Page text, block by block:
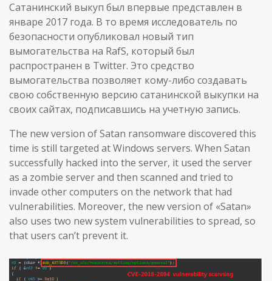
Сатанинский выкуп был впервые представлен в
январе 2017 года. В то время исследователь по
безопасности опубликовал новый тип
вымогательства на RafS, который был
распространен в Twitter. Это средство
вымогательства позволяет кому-либо создавать
свою собственную версию сатанинской выкупки на
своих сайтах, подписавшись на учетную запись.
The new version of Satan ransomware discovered this
time is still targeted at Windows servers. When Satan
successfully hacked into the server, it used the server
as a zombie server and then scanned and tried to
invade other computers on the network that had
vulnerabilities. Moreover, the new version of «Satan»
also uses two new system vulnerabilities to spread, so
that users can’t prevent it.